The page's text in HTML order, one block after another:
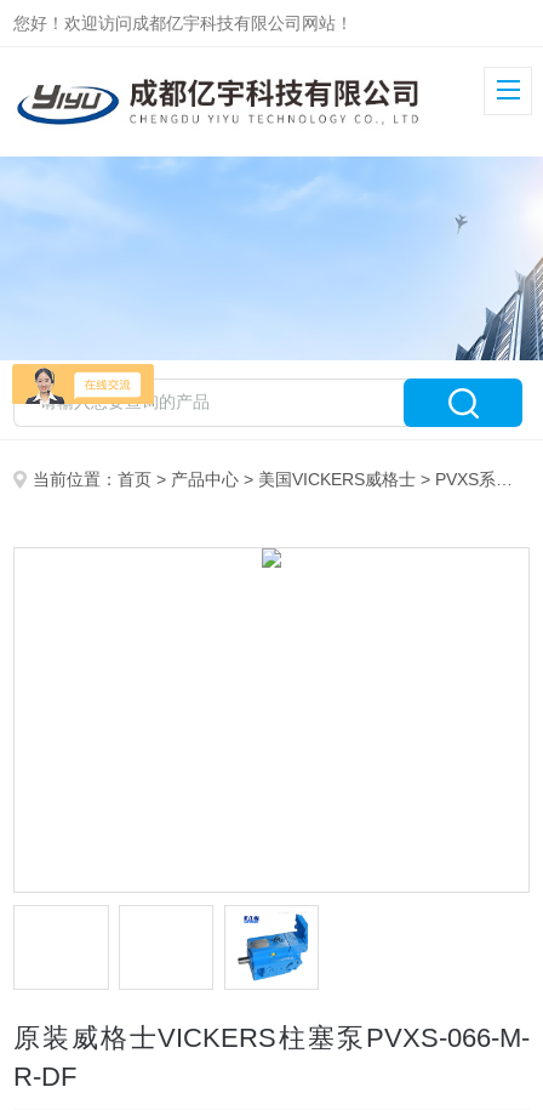
您好！欢迎访问成都亿宇科技有限公司网站！
当前位置：首页 > 产品中心 > 美国VICKERS威格士 > PVXS系列柱塞泵
原装威格士VICKERS柱塞泵PVXS-066-M-
R-DF